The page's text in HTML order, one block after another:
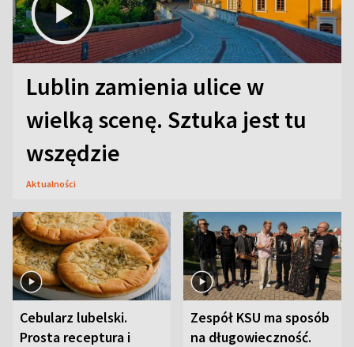
Lublin zamienia ulice w
wielką scenę. Sztuka jest tu
wszędzie
Aktualności
Cebularz lubelski.
Prosta receptura i
Zespół KSU ma sposób
na długowieczność.